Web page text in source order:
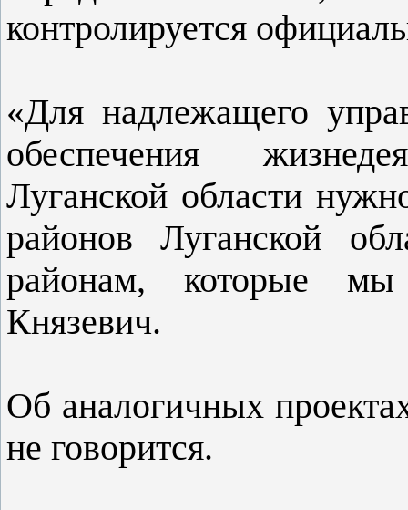
контролируется
«Для надлежащего
обеспечения
Луганской области
районов Луганской
районам, которые
Князевич.
Об аналогичных
не говорится.